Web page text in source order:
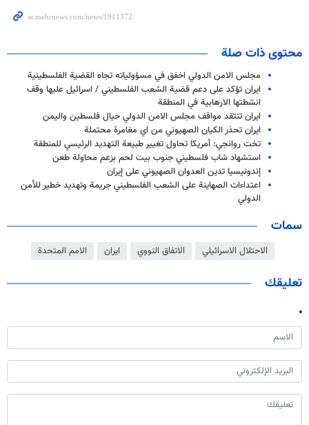
محتوى ذات صلة
مجلس الامن الدولي اخفق في مسؤولياته تجاه القضية الفلسطينية
ايران تؤكد على دعم قضية الشعب الفلسطيني / اسرائيل عليها وقف
انشطتها الارهابية في المنطقة
ايران تنتقد مواقف مجلس الامن الدولي حيال فلسطين واليمن
ايران تحذر الكيان الصهيوني من اي مغامرة محتملة
تخت روانجي: أمريكا تحاول تغيير طبيعة التهديد الرئيسي للمنطقة
استشهاد شاب فلسطيني جنوب بيت لحم بزعم محاولة طعن
إندونيسيا تدين العدوان الصهيوني على إيران
اعتداءات الصهاينة على الشعب الفلسطيني جريمة وتهديد خطير للأمن
الدولي
سمات
الاحتلال الاسرائيلي الاتفاق النووي ايران الامم المتحدة
تعليقك